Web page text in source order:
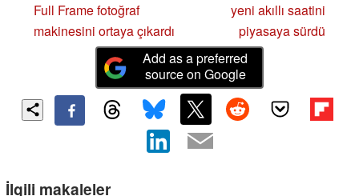
Full Frame fotoğraf
makinesini ortaya çıkardı
yeni akıllı saatini
piyasaya sürdü
Add as a preferred
source on Google
İlgili makaleler